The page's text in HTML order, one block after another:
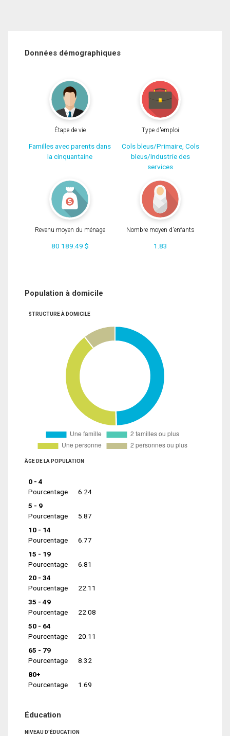
Données démographiques
Étape de vie
Familles avec parents dans
la cinquantaine
Type d'emploi
Cols bleus/Primaire, Cols
bleus/Industrie des
services
Revenu moyen du ménage
80 189.49 $
Nombre moyen d'enfants
1.83
Population à domicile
STRUCTURE À DOMICILE
ÂGE DE LA POPULATION
0 - 4
Pourcentage
6.24
5 - 9
Pourcentage
5.87
10 - 14
Pourcentage
6.77
15 - 19
Pourcentage
6.81
20 - 34
Pourcentage
22.11
35 - 49
Pourcentage
22.08
50 - 64
Pourcentage
20.11
65 - 79
Pourcentage
8.32
80+
Pourcentage
1.69
Éducation
NIVEAU D'ÉDUCATION